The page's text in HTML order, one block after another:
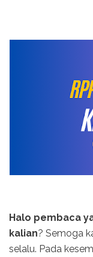
Halo pembaca
kalian? Semoga
selalu. Pada